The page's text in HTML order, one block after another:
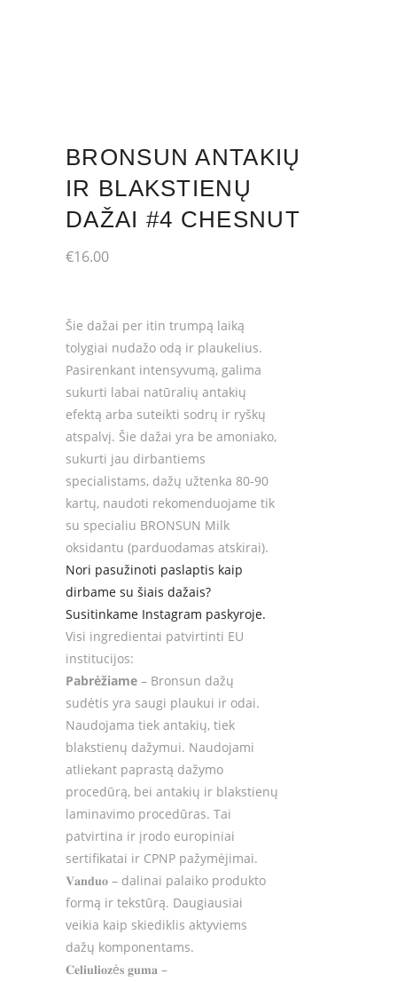
BRONSUN ANTAKIŲ
IR BLAKSTIENŲ
DAŽAI #4 CHESNUT
€16.00
Šie dažai per itin trumpą laiką
tolygiai nudažo odą ir plaukelius.
Pasirenkant intensyvumą, galima
sukurti labai natūralių antakių
efektą arba suteikti sodrų ir ryškų
atspalvį. Šie dažai yra be amoniako,
sukurti jau dirbantiems
specialistams, dažų užtenka 80-90
kartų, naudoti rekomenduojame tik
su specialiu BRONSUN Milk
oksidantu (parduodamas atskirai).
Nori pasužinoti paslaptis kaip
dirbame su šiais dažais?
Susitinkame Instagram paskyroje.
Visi ingredientai patvirtinti EU
institucijos:
Pabrėžiame – Bronsun dažų
sudėtis yra saugi plaukui ir odai.
Naudojama tiek antakių, tiek
blakstienų dažymui. Naudojami
atliekant paprastą dažymo
procedūrą, bei antakių ir blakstienų
laminavimo procedūras. Tai
patvirtina ir įrodo europiniai
sertifikatai ir CPNP pažymėjimai.
𝐕𝐚𝐧𝐝𝐮𝐨 – dalinai palaiko produkto
formą ir tekstūrą. Daugiausiai
veikia kaip skiediklis aktyviems
dažų komponentams.
𝐂𝐞𝐥𝐢𝐮𝐥𝐢𝐨𝐳ė𝐬 𝐠𝐮𝐦𝐚 –